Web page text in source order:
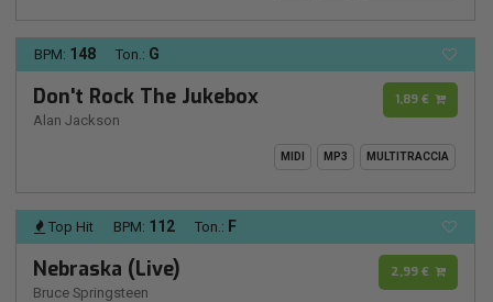
BPM: 148 Ton.: G
Don't Rock The Jukebox
Alan Jackson
1,89 €
MIDI MP3 MULTITRACCIA
Top Hit BPM: 112 Ton.: F
Nebraska (Live)
Bruce Springsteen
2,99 €